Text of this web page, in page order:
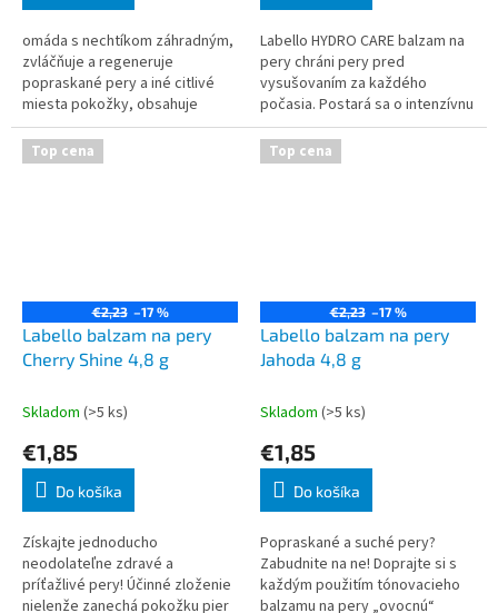
omáda s nechtíkom záhradným,
zvláčňuje a regeneruje
popraskané pery a iné citlivé
miesta pokožky, obsahuje
výťažok z nechtíka záhradného
v olivovom oleji a vitamín E,
obsah: 4,5 g
Labello HYDRO CARE balzam na
pery chráni pery pred
vysušovaním za každého
počasia. Postará sa o intenzívnu
starostlivosť a ochranu pier, a
to po dobu až 24 hodín.
Inovatívne zložen
Top cena
€2,23 –17 %
Labello balzam na pery
Cherry Shine 4,8 g
Skladom (>5 ks)
€1,85
Do košíka
Získajte jednoducho
neodolateľne zdravé a
príťažlivé pery! Účinné zloženie
nielenže zanechá pokožku pier
Top cena
€2,23 –17 %
Labello balzam na pery
Jahoda 4,8 g
Skladom (>5 ks)
€1,85
Do košíka
Popraskané a suché pery?
Zabudnite na ne! Doprajte si s
každým použitím tónovacieho
balzamu na pery „ovocnú“